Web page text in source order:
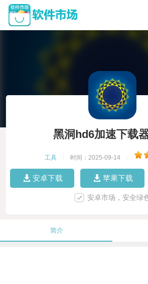
黑洞hd6加速下载
工具 时间：2025-09-14
安卓下载 苹果下载
安卓市场，安全绿
简介